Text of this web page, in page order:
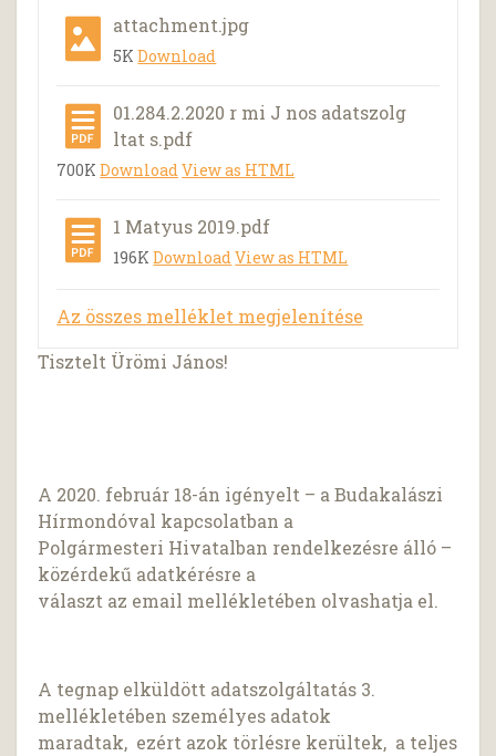
attachment.jpg
5KDownload
01.284.2.2020 r mi J nos adatszolg
ltat s.pdf
700KDownloadView as HTML
1 Matyus 2019.pdf
196KDownloadView as HTML
Az összes melléklet megjelenítése
Tisztelt Ürömi János!
A 2020. február 18-án igényelt – a Budakalászi
Hírmondóval kapcsolatban a
Polgármesteri Hivatalban rendelkezésre álló –
közérdekű adatkérésre a
választ az email mellékletében olvashatja el.
A tegnap elküldött adatszolgáltatás 3.
mellékletében személyes adatok
maradtak, ezért azok törlésre kerültek, a teljes